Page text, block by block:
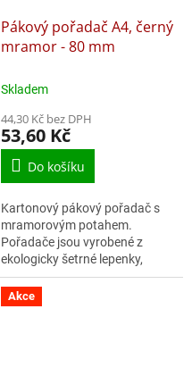
Pákový pořadač A4, černý
mramor - 80 mm
Skladem
44,30 Kč bez DPH
53,60 Kč
Do košíku
Kartonový pákový pořadač s
mramorovým potahem.
Pořadače jsou vyrobené z
ekologicky šetrné lepenky,
potažené mramorovým
papírem po vnitřní i vnější
straně. Hřbet pořadačů je...
Akce